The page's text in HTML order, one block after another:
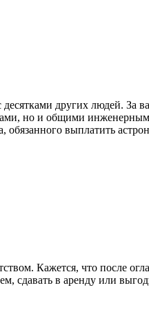
других людей. За
но и общими
выплатить
Кажется, что после
сдавать в аренду или